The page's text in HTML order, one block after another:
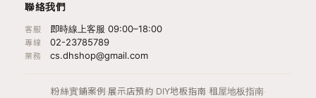
聯絡我們
客服 即時線上客服 09:00–18:00
專線 02-23785789
業務 cs.dhshop@gmail.com
粉絲實鋪案例 ·展示店預約·DIY地板指南 ·租屋地板指南·